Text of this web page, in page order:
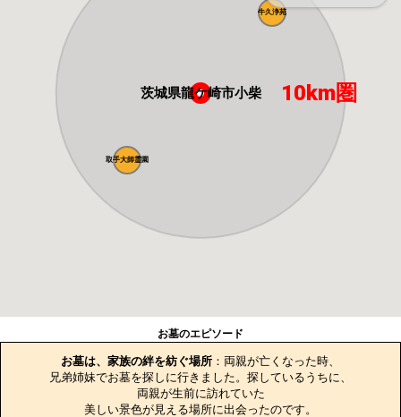
牛久浄苑
取手大師霊園
茨城県龍ケ崎市小柴 10km圏
お墓のエピソード
お墓は、家族の絆を紡ぐ場所 ：両親が亡くなった時、
兄弟姉妹でお墓を探しに行きました。探しているうちに、
両親が生前に訪れていた
美しい景色が見える場所に出会ったのです。